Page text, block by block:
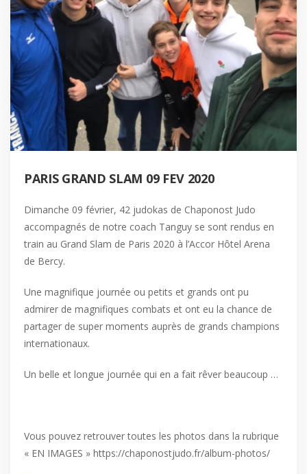
PARIS GRAND SLAM 09 FEV 2020
Dimanche 09 février, 42 judokas de Chaponost Judo
accompagnés de notre coach Tanguy se sont rendus en
train au Grand Slam de Paris 2020 à l’Accor Hôtel Arena
de Bercy.
Une magnifique journée ou petits et grands ont pu
admirer de magnifiques combats et ont eu la chance de
partager de super moments auprès de grands champions
internationaux.
Un belle et longue journée qui en a fait rêver beaucoup …
Vous pouvez retrouver toutes les photos dans la rubrique
« EN IMAGES » https://chaponostjudo.fr/album-photos/